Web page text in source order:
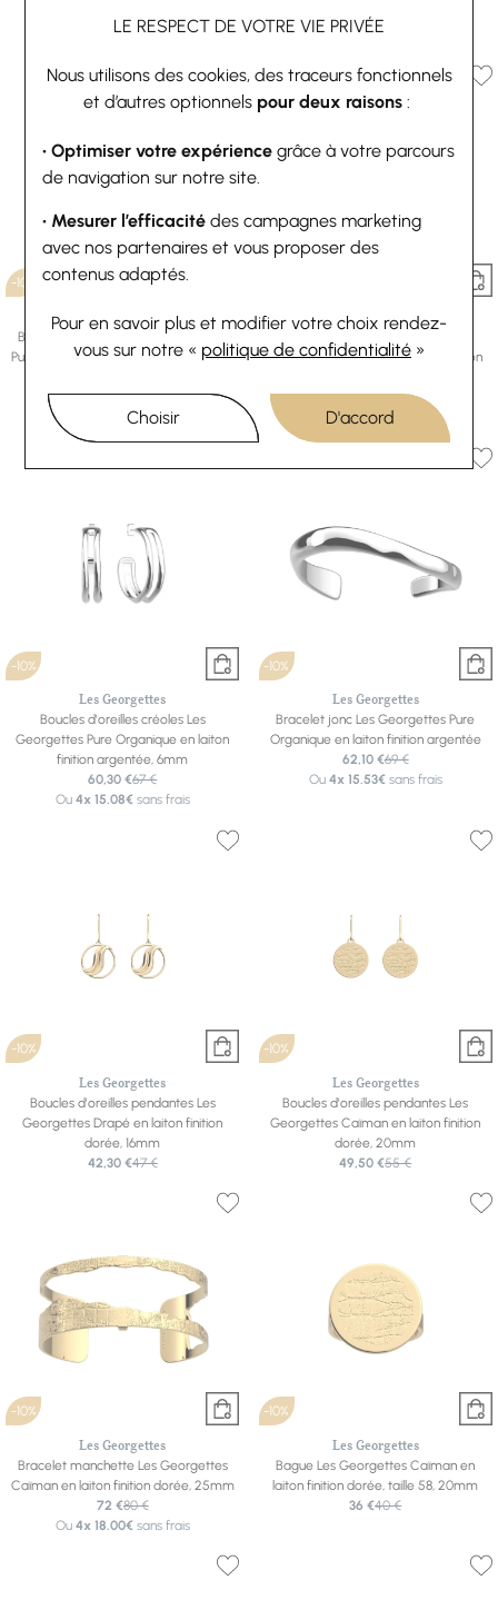
LE RESPECT DE VOTRE VIE PRIVÉE
Nous utilisons des cookies, des traceurs fonctionnels
et d’autres optionnels pour deux raisons :
• Optimiser votre expérience grâce à votre parcours
de navigation sur notre site.
• Mesurer l’efficacité des campagnes marketing
avec nos partenaires et vous proposer des
contenus adaptés.
Pour en savoir plus et modifier votre choix rendez-
vous sur notre « politique de confidentialité »
Choisir D'accord
73,80 €
Ou 4x 18.45€
-10%
Les Georgettes
Bracelet manchette Les Georgettes
Pure Organique en laiton finition dorée,
73,80 €82 €
Ou
18.45€sans frais
Les Georgettes
Georgettes Pure Organique en laiton
60,30 €67 €
Ou4x 15.08€sans frais
-10%
Les Georgettes
Boucles d'oreilles créoles Les
Georgettes Pure Organique en laiton
finition argentée, 6mm
60,30 €67 €
Ou 4x 15.08€sans frais
-10%
Les Georgettes
Bracelet jonc Les Georgettes Pure
Organique en laiton finition argentée
62,10 €69 €
Ou 4x 15.53€sans frais
-10%
Les Georgettes
Boucles d'oreilles pendantes Les
Georgettes Drapé en laiton finition
dorée, 16mm
42,30 €47 €
-10%
Les Georgettes
Boucles d'oreilles pendantes Les
Georgettes Caïman en laiton finition
dorée, 20mm
49,50 €55 €
-10%
Les Georgettes
Bracelet manchette Les Georgettes
Caïman en laiton finition dorée, 25mm
72 €80 €
Ou 4x 18.00€sans frais
-10%
Les Georgettes
Bague Les Georgettes Caïman en
laiton finition dorée, taille 58, 20mm
36 €40 €